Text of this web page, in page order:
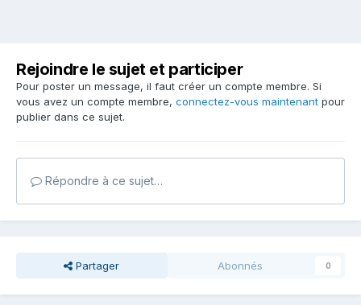
Rejoindre le sujet et participer
Pour poster un message, il faut créer un compte membre. Si
vous avez un compte membre, connectez-vous maintenant pour
publier dans ce sujet.
Répondre à ce sujet…
Partager Abonnés 0